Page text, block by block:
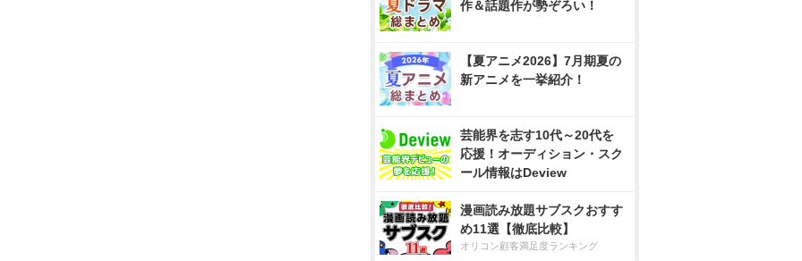
作＆話題作が勢ぞろい！
【夏アニメ2026】7月期夏の
新アニメを一挙紹介！
芸能界を志す10代～20代を
応援！オーディション・スク
ール情報はDeview
漫画読み放題サブスクおすす
め11選【徹底比較】
オリコン顧客満足度ランキング